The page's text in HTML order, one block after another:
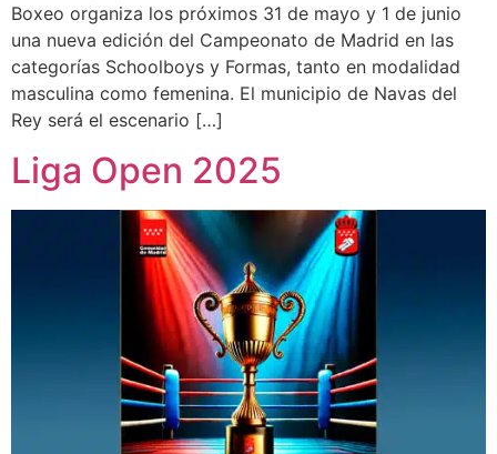
Boxeo organiza los próximos 31 de mayo y 1 de junio
una nueva edición del Campeonato de Madrid en las
categorías Schoolboys y Formas, tanto en modalidad
masculina como femenina. El municipio de Navas del
Rey será el escenario […]
Liga Open 2025